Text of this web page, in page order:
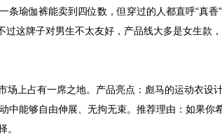
瑜伽裤能卖到四位数，但穿过的人都直呼“真香
这牌子对男生不太友好，产品线大多是女生款
上占有一席之地。产品亮点：彪马的运动衣设
中能够自由伸展、无拘无束。推荐理由：如果你
。